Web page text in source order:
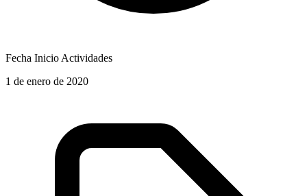
Fecha Inicio Actividades
1 de enero de 2020